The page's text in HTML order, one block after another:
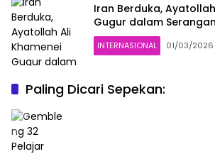
Iran Berduka,
Gugur dalam
INTERNASIONAL 01/03/2026
Paling Dicari Sepekan: